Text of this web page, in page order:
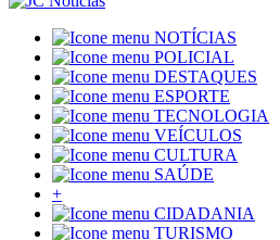
NOTÍCIAS
POLICIAL
DESTAQUES
ESPORTE
TECNOLOGIA
VEÍCULOS
CULTURA
SAÚDE
+
CIDADANIA
TURISMO